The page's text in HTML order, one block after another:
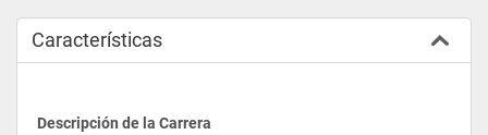
Características
Descripción de la Carrera